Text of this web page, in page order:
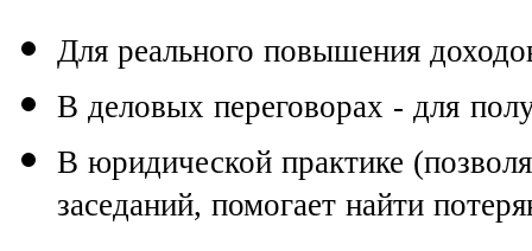
Для реального повышения
В деловых переговорах - для
В юридической практике
заседаний, помогает найти